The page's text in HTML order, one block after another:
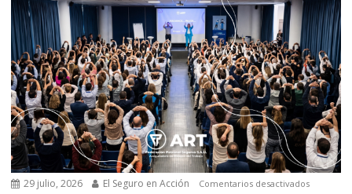
para
la
de
autos
29 julio, 2026 El Seguro en Acción Comentarios desactivadosen